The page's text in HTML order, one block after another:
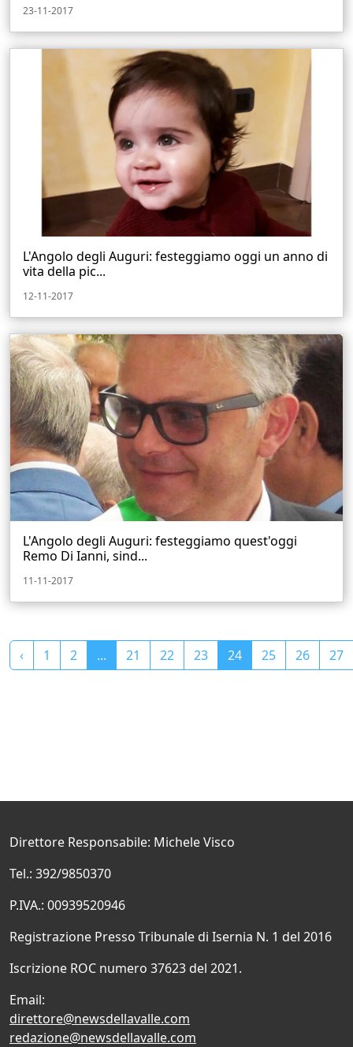
23-11-2017
L'Angolo degli Auguri: festeggiamo oggi un anno di
vita della pic...
12-11-2017
L'Angolo degli Auguri: festeggiamo quest'oggi
Remo Di Ianni, sind...
11-11-2017
‹ 1 2 ... 21 22 23 24 25 26 27
Direttore Responsabile: Michele Visco
Tel.: 392/9850370
P.IVA.: 00939520946
Registrazione Presso Tribunale di Isernia N. 1 del 2016
Iscrizione ROC numero 37623 del 2021.
Email:
direttore@newsdellavalle.com
redazione@newsdellavalle.com